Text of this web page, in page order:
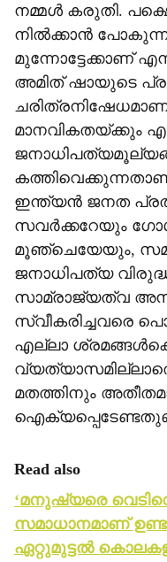
നമ്മള്‍ കരുതി.
നില്‍ക്കാന്‍
മുന്നോട്ടേക്കാണ്
അമിത് ഷായുടെ
മാനവികതയ്ക്കും
ഇന്ത്യന്‍ ജനത
സവര്‍ക്കറേയും
മൂഞ്ചെയേയും,
ജനാധിപത്യ
സാമ്രാജ്യത്വ
സ്വീകരിച്ചവരെ
എല്ലാ
മതത്തിനും
Read also
‘മനുഷ്യരെ
സമാധാനമാണ്
ഏറ്റുമുട്ടല്‍